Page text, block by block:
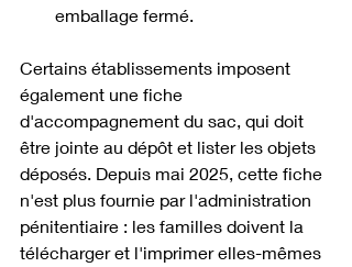
emballage fermé.
Certains établissements imposent
également une fiche
d'accompagnement du sac, qui doit
être jointe au dépôt et lister les objets
déposés. Depuis mai 2025, cette fiche
n'est plus fournie par l'administration
pénitentiaire : les familles doivent la
télécharger et l'imprimer elles-mêmes